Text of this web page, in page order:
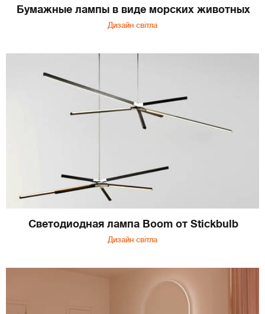
Бумажные лампы в виде морских животных
Дизайн світла
Светодиодная лампа Boom от Stickbulb
Дизайн світла